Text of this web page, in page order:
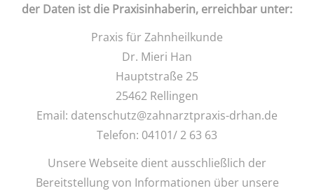
der Daten ist die Praxisinhaberin, erreichbar unter:
Praxis für Zahnheilkunde
Dr. Mieri Han
Hauptstraße 25
25462 Rellingen
Email: datenschutz@zahnarztpraxis-drhan.de
Telefon: 04101/ 2 63 63
Unsere Webseite dient ausschließlich der
Bereitstellung von Informationen über unsere